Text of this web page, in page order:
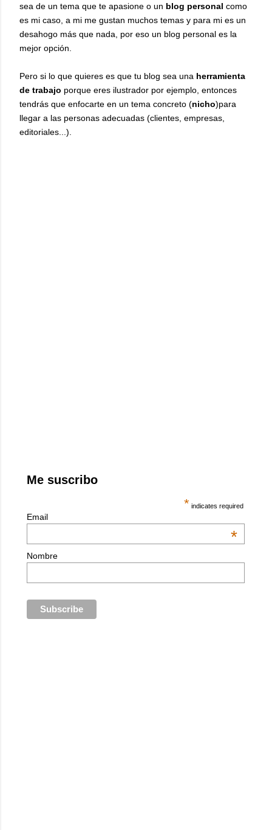
sea de un tema que te apasione o un blog personal como
es mi caso, a mi me gustan muchos temas y para mi es un
desahogo más que nada, por eso un blog personal es la
mejor opción.
Pero si lo que quieres es que tu blog sea una herramienta
de trabajo porque eres ilustrador por ejemplo, entonces
tendrás que enfocarte en un tema concreto (nicho)para
llegar a las personas adecuadas (clientes, empresas,
editoriales...).
Me suscribo
* indicates required
Email
*
Nombre